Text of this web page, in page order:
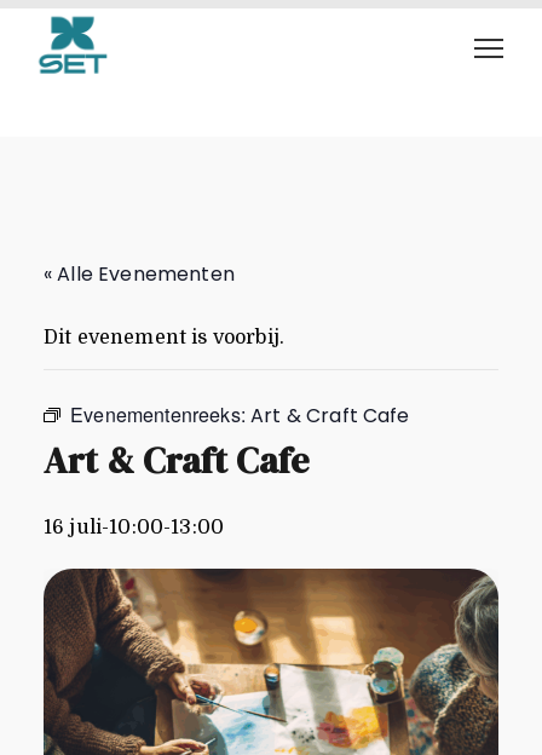
Art & Craft Cafe
« Alle Evenementen
Dit evenement is voorbij.
Evenementenreeks:Art & Craft Cafe
Art & Craft Cafe
16 juli-10:00-13:00